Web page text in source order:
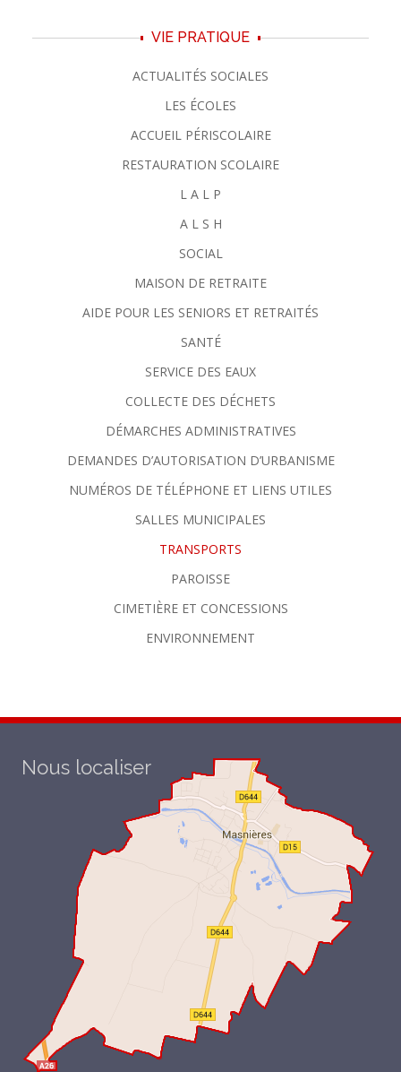
VIE PRATIQUE
ACTUALITÉS SOCIALES
LES ÉCOLES
ACCUEIL PÉRISCOLAIRE
RESTAURATION SCOLAIRE
L A L P
A L S H
SOCIAL
MAISON DE RETRAITE
AIDE POUR LES SENIORS ET RETRAITÉS
SANTÉ
SERVICE DES EAUX
COLLECTE DES DÉCHETS
DÉMARCHES ADMINISTRATIVES
DEMANDES D’AUTORISATION D’URBANISME
NUMÉROS DE TÉLÉPHONE ET LIENS UTILES
SALLES MUNICIPALES
TRANSPORTS
PAROISSE
CIMETIÈRE ET CONCESSIONS
ENVIRONNEMENT
Nous localiser